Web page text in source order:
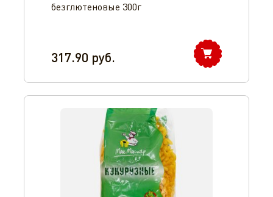
безглютеновые 300г
317.90 руб.